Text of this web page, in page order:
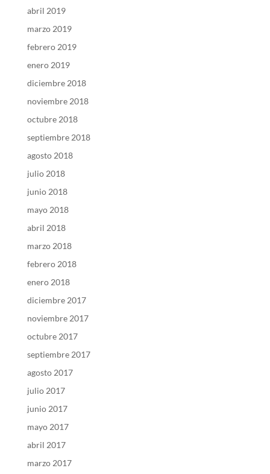
abril 2019
marzo 2019
febrero 2019
enero 2019
diciembre 2018
noviembre 2018
octubre 2018
septiembre 2018
agosto 2018
julio 2018
junio 2018
mayo 2018
abril 2018
marzo 2018
febrero 2018
enero 2018
diciembre 2017
noviembre 2017
octubre 2017
septiembre 2017
agosto 2017
julio 2017
junio 2017
mayo 2017
abril 2017
marzo 2017